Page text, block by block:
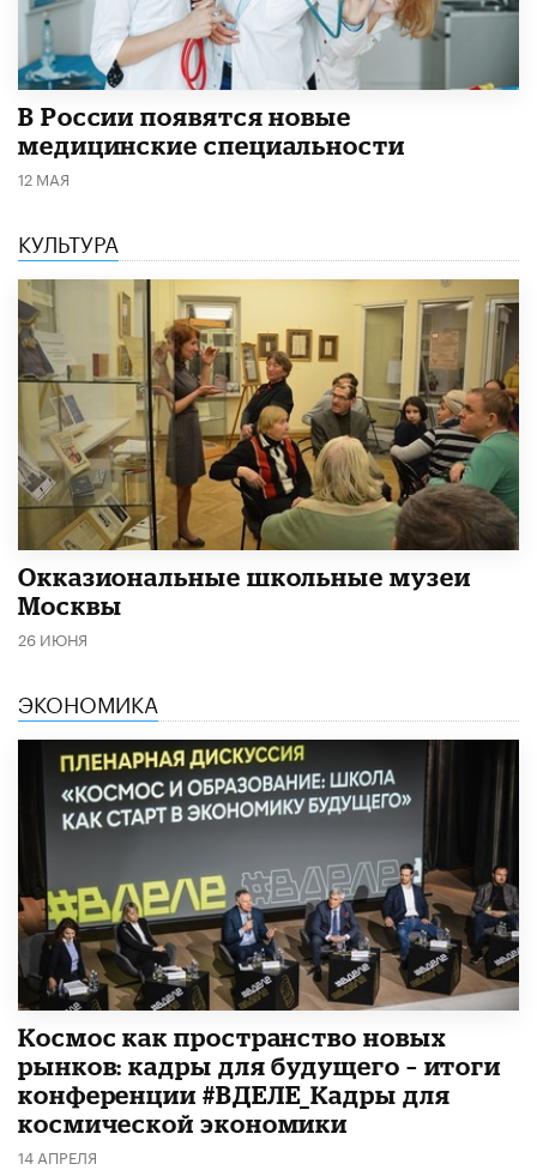
В России появятся новые
медицинские специальности
12 МАЯ
КУЛЬТУРА
​Окказиональные школьные музеи
Москвы
26 ИЮНЯ
ЭКОНОМИКА
Космос как пространство новых
рынков: кадры для будущего – итоги
конференции #ВДЕЛЕ_Кадры для
космической экономики
14 АПРЕЛЯ